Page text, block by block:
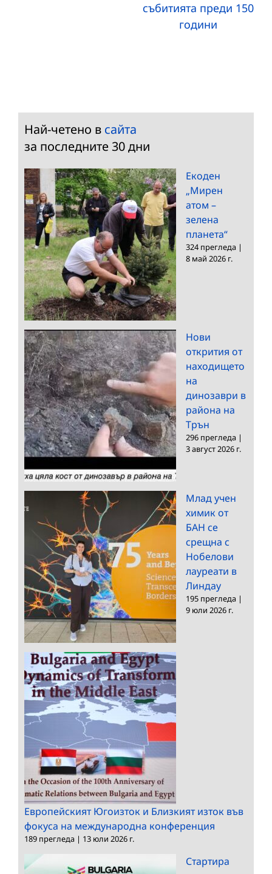
събитията преди 150
години
Най-четено в сайта
за последните 30 дни
Екоден
„Мирен
атом –
зелена
планета“
324 прегледа |
8 май 2026 г.
Нови
открития от
находището
на
динозаври в
района на
Трън
296 прегледа |
3 август 2026 г.
Млад учен
химик от
БАН се
срещна с
Нобелови
лауреати в
Линдау
195 прегледа |
9 юли 2026 г.
Европейският Югоизток и Близкият изток във
фокуса на международна конференция
189 прегледа | 13 юли 2026 г.
Стартира